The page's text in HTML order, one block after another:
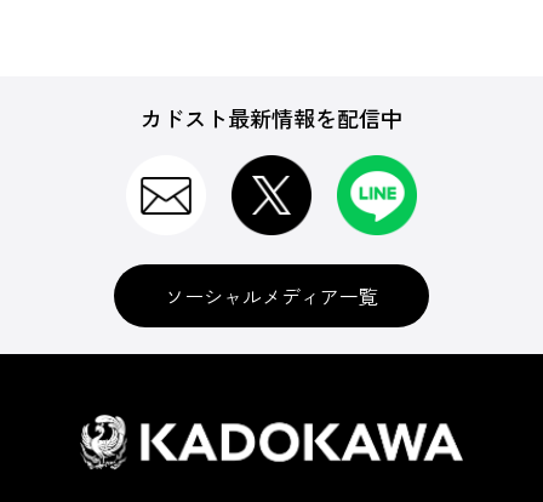
カドスト最新情報を配信中
ソーシャルメディア一覧